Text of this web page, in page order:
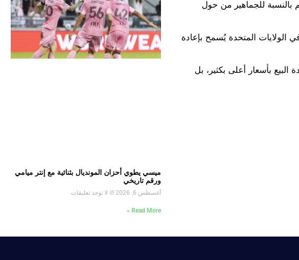
بالنسبة للجماهير من حول
المتحدة يُسمح بإعادة
بأسعار أعلى بكثير، بل
ميسي يطوي أحزان المونديال بثنائية مع إنتر ميامي
ورقم تاريخي
أغسطس 6, 2026 لا توجد تعليقات
Read More »